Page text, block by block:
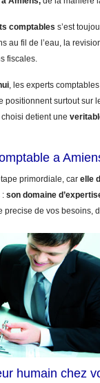
comptables s’est
au fil de l’eau, la
fiscales.
, les experts comptables
positionnent surtout sur
detient une
a
primordiale, car elle
: son domaine
precise de vos besoins,
humain chez